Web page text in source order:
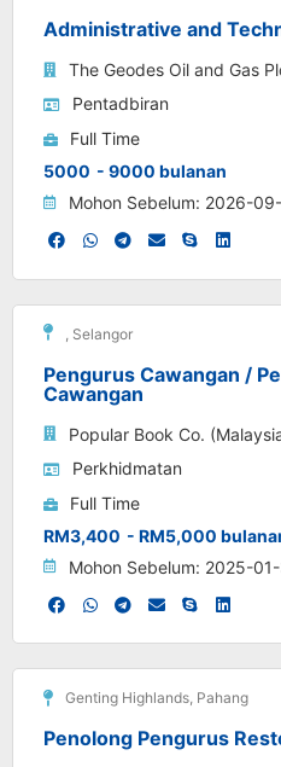
Administrative and
The Geodes Oil and Gas
Pentadbiran
Full Time
5000 - 9000 bulanan
Mohon Sebelum: 2026-
Selangor
Pengurus Cawangan /
Cawangan
Popular Book Co.
Perkhidmatan
Full Time
RM3,400 - RM5,000
Mohon Sebelum: 2025-01-
Genting Highlands, Pahang
Penolong Pengurus